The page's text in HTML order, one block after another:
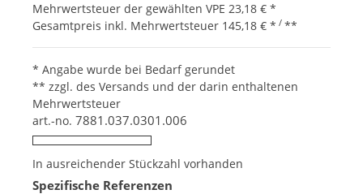
Mehrwertsteuer der gewählten VPE 23,18 € *
Gesamtpreis inkl. Mehrwertsteuer 145,18 € * / **
* Angabe wurde bei Bedarf gerundet
** zzgl. des Versands und der darin enthaltenen
Mehrwertsteuer
art.-no. 7881.037.0301.006
In ausreichender Stückzahl vorhanden
Spezifische Referenzen